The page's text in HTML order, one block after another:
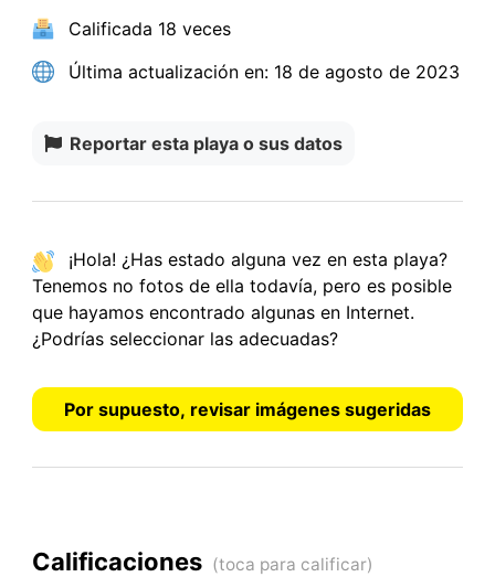
Calificada 18 veces
Última actualización en:18 de agosto de 2023
Reportar esta playa o sus datos
¡Hola! ¿Has estado alguna vez en esta playa?
Tenemosno fotos de ella todavía, pero es posible
que hayamos encontrado algunas en Internet.
¿Podrías seleccionar las adecuadas?
Por supuesto, revisar imágenes sugeridas
Calificaciones